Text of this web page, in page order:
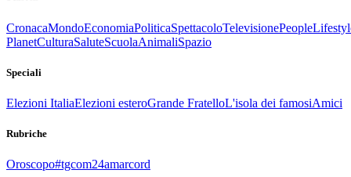
CronacaMondoEconomiaPoliticaSpettacoloTelevisionePeople
PlanetCulturaSaluteScuolaAnimaliSpazio
Speciali
Elezioni ItaliaElezioni esteroGrande FratelloL'isola dei famosiAmici
Rubriche
Oroscopo#tgcom24amarcord